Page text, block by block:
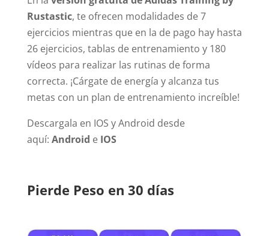
Rustastic, te ofrecen modalidades de 7
ejercicios mientras que en la de pago hay hasta
26 ejercicios, tablas de entrenamiento y 180
vídeos para realizar las rutinas de forma
correcta. ¡Cárgate de energía y alcanza tus
metas con un plan de entrenamiento increíble!
Descargala en IOS y Android desde
aquí: Android e IOS
Pierde Peso en 30 días